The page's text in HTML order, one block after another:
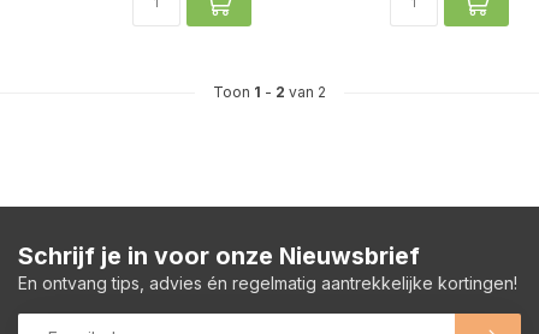
Toon 1 - 2 van 2
Schrijf je in voor onze Nieuwsbrief
En ontvang tips, advies én regelmatig aantrekkelijke kortingen!